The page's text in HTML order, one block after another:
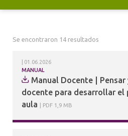
PUBLICACIONES
Se encontraron 14 resultados
MANUAL
01.06.2026
Manual Docente | Pensar
docente para desarrollar el
aula
PDF 1,9 MB